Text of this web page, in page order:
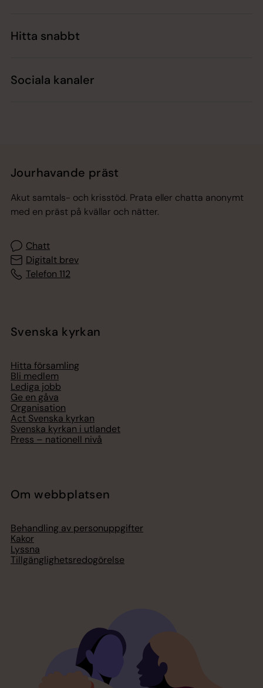
Hitta snabbt
Sociala kanaler
Jourhavande präst
Akut samtals- och krisstöd. Prata eller chatta anonymt
med en präst på kvällar och nätter.
Chatt
Digitalt brev
Telefon 112
Svenska kyrkan
Hitta församling
Bli medlem
Lediga jobb
Ge en gåva
Organisation
Act Svenska kyrkan
Svenska kyrkan i utlandet
Press – nationell nivå
Om webbplatsen
Behandling av personuppgifter
Kakor
Lyssna
Tillgänglighetsredogörelse